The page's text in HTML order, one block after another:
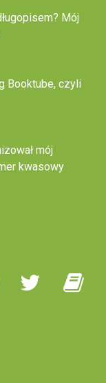
Mój
Booktube, czyli
mój
kwasowy